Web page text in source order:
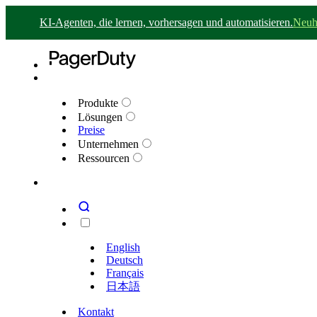
KI-Agenten, die lernen, vorhersagen und automatisieren.
Produkte
Lösungen
Preise
Unternehmen
Ressourcen
English
Deutsch
Français
日本語
Kontakt